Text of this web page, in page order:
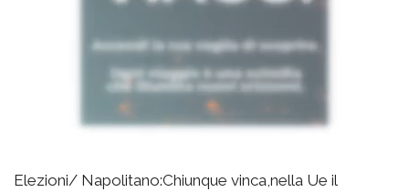
Elezioni/ Napolitano:Chiunque vinca,nella Ue il